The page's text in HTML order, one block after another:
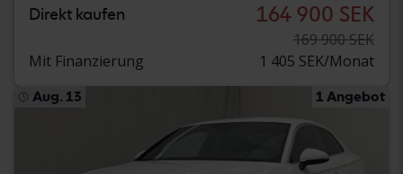
Direkt kaufen 164 900 SEK
169 900 SEK
Mit Finanzierung
1 405 SEK/Monat
Aug. 13 1 Angebot